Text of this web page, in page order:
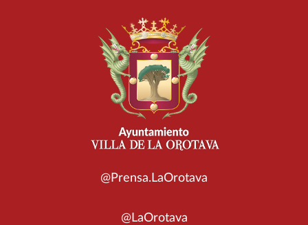
@Prensa.LaOrotava
@LaOrotava